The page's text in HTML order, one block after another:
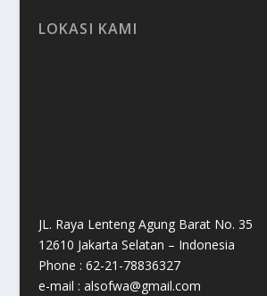
LOKASI KAMI
JL. Raya Lenteng Agung Barat No. 35
12610 Jakarta Selatan – Indonesia
Phone : 62-21-78836327
e-mail : alsofwa@gmail.com